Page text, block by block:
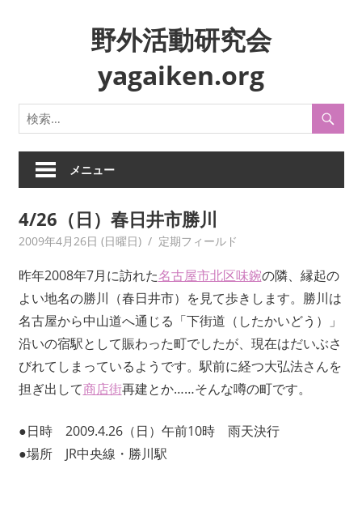
野外活動研究会
yagaiken.org
身
近
生
活
風
俗
フ
ィ
ー
ル
ド
ー
に
よ
メニュー
4/26（日）春日井市勝川
2009年4月26日 (日曜日) yagaiken
定期フィールド
昨年2008年7月に訪れた名古屋市北区味鋺の隣、縁起の
よい地名の勝川（春日井市）を見て歩きします。勝川は
名古屋から中山道へ通じる「下街道（したかいどう）」
沿いの宿駅として賑わった町でしたが、現在はだいぶさ
びれてしまっているようです。駅前に経つ大弘法さんを
担ぎ出して商店街再建とか……そんな噂の町です。
●日時 2009.4.26（日）午前10時 雨天決行
●場所 JR中央線・勝川駅